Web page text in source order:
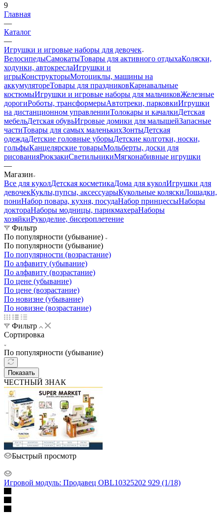
9
Главная
—
Каталог
—
Игрушки и игровые наборы для девочек
ВелосипедыСамокатыТовары для активного отдыхаКоляски,
ходунки, автокреслаИгрушки и
игрыКонструкторыМотоциклы, машины на
аккумулятореТовары для праздниковКарнавальные
костюмыИгрушки и игровые наборы для мальчиковЖелезные
дорогиРоботы, трансформерыАвтотреки, парковкиИгрушки
на дистанционном управленииТолокары и качалкиДетская
мебельДетская обувьИгровые домики для малышейЗапасные
частиТовары для самых маленькихЗонтыДетская
одеждаДетские головные уборыДетские колготки, носки,
гольфыКанцелярские товарыМольберты, доски для
рисованияРюкзакиСветильникиМягконабивные игрушки
—
Магазин
Все для куколДетская косметикаДома для куколИгрушки для
девочекКуклы,пупсы, аксессуарыКукольные коляскиЛошадки,
пониНабор повара, кухня, посудаНабор принцессыНаборы
доктораНаборы модницы, парикмахераНаборы
хозяйкиРукоделие, бисероплетение
Фильтр
По популярности (убывание)
По популярности (убывание)
По популярности (возрастание)
По алфавиту (убывание)
По алфавиту (возрастание)
По цене (убывание)
По цене (возрастание)
По новизне (убывание)
По новизне (возрастание)
Фильтр
Сортировка
По популярности (убывание)
Показать
ЧЕСТНЫЙ ЗНАК
Быстрый просмотр
Игровой модуль: Продавец OBL10325202 929 (1/18)